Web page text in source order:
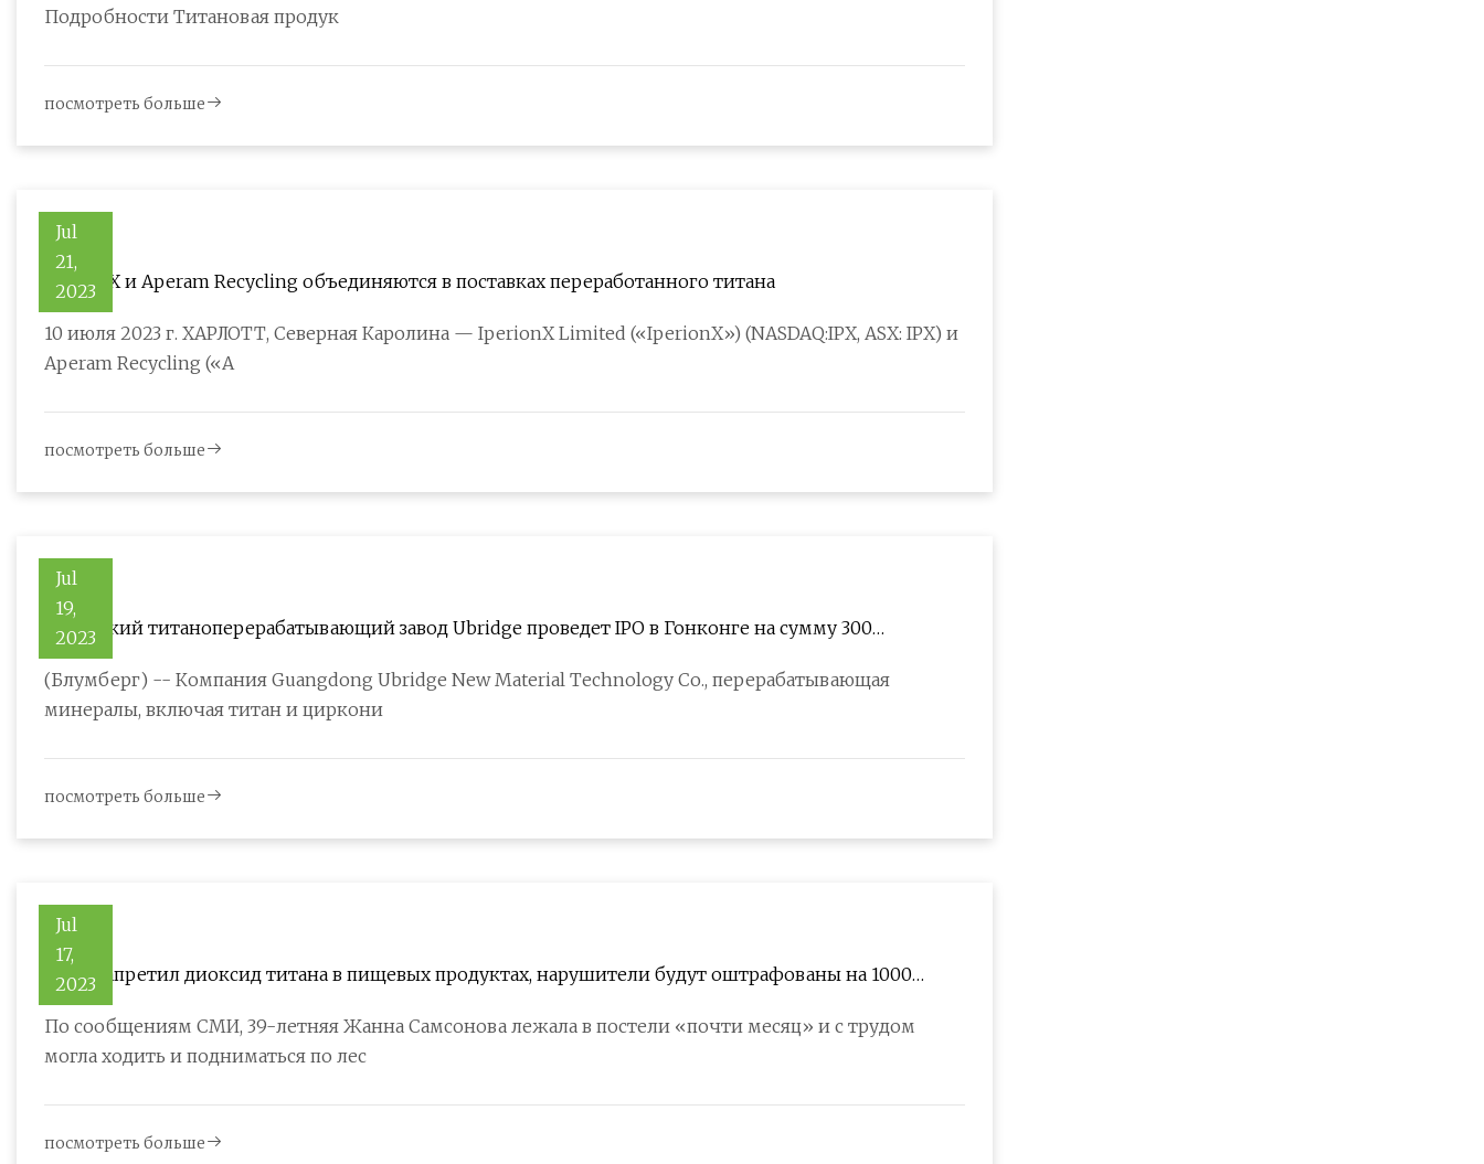
Подробности Титановая продук
посмотреть больше
Jul
21,
2023
IperionX и Aperam Recycling объединяются в поставках переработанного титана
10 июля 2023 г. ХАРЛОТТ, Северная Каролина — IperionX Limited («IperionX») (NASDAQ:IPX, ASX: IPX) и
Aperam Recycling («A
посмотреть больше
Jul
19,
2023
Китайский титаноперерабатывающий завод Ubridge проведет IPO в Гонконге на сумму 300
миллионов долларов
(Блумберг) -- Компания Guangdong Ubridge New Material Technology Co., перерабатывающая
минералы, включая титан и циркони
посмотреть больше
Jul
17,
2023
Оман запретил диоксид титана в пищевых продуктах, нарушители будут оштрафованы на 1000
омрий
По сообщениям СМИ, 39-летняя Жанна Самсонова лежала в постели «почти месяц» и с трудом
могла ходить и подниматься по лес
посмотреть больше